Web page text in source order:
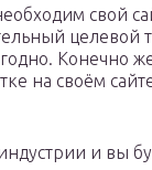
свой
целевой
Конечно
на своём
и вы